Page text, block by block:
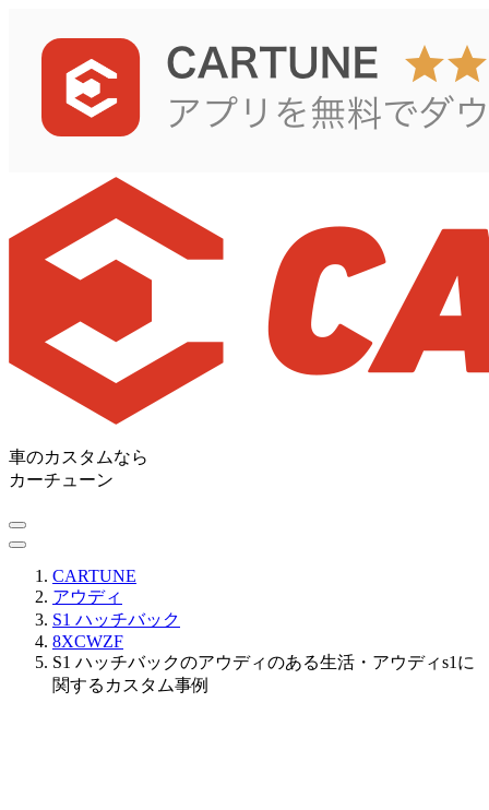
車のカスタムなら
カーチューン
CARTUNE
アウディ
S1 ハッチバック
8XCWZF
S1 ハッチバックのアウディのある生活・アウディs1に
関するカスタム事例